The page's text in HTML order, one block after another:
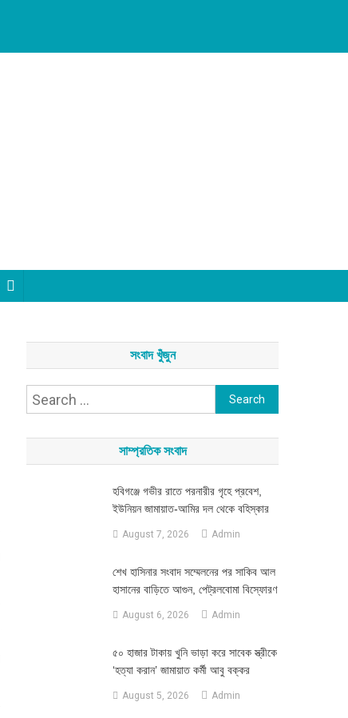
সংবাদ খুঁজুন
Search
সাম্প্রতিক সংবাদ
হবিগঞ্জে গভীর রাতে পরনারীর গৃহে প্রবেশ,
ইউনিয়ন জামায়াত-আমির দল থেকে বহিস্কার
August 7, 2026 Admin
শেখ হাসিনার সংবাদ সম্মেলনের পর সাকিব আল
হাসানের বাড়িতে আগুন, পেট্রলবোমা বিস্ফোরণ
August 6, 2026 Admin
৫০ হাজার টাকায় খুনি ভাড়া করে সাবেক স্ত্রীকে
‘হত্যা করান’ জামায়াত কর্মী আবু বক্কর
August 5, 2026 Admin